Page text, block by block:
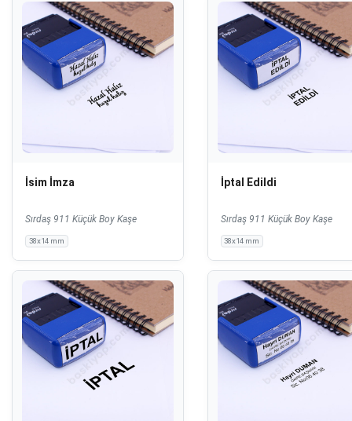
İsim İmza
Sırdaş 911 Küçük Boy Kaşe
38x14 mm
İptal Edildi
Sırdaş 911 Küçük Boy Kaşe
38x14 mm